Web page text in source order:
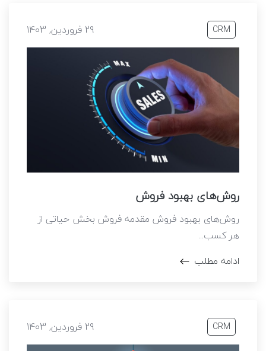
CRM 29 فروردین, 1403
روش‌های بهبود فروش
روش‌های بهبود فروش مقدمه فروش بخش حیاتی از
هر کسب...
ادامه مطلب
CRM 29 فروردین, 1403